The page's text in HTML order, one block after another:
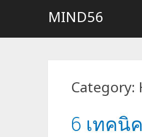
MIND56
Category:
6 เทคนิ